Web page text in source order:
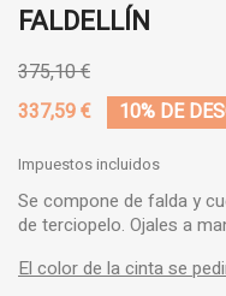
FALDELLÍN
375,10 €
337,59 €
10% DE
Impuestos incluidos
Se compone de falda y
de terciopelo. Ojales a
El color de la cinta se